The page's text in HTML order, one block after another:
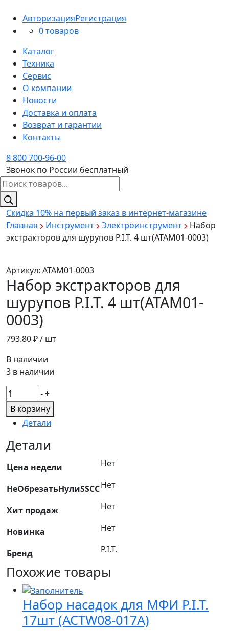
АвторизацияРегистрация
0 товаров
Каталог
Техника
Сервис
О компании
Новости
Доставка и оплата
Возврат и гарантии
Контакты
8 800 700-96-00
Звонок по России бесплатный
Поиск
товаров
Скидка 10% на первый заказ в интернет-магазине
Главная
Инструмент Электроинструмент
Набор
экстракторов для шурупов P.I.T. 4 шт(ATAM01-0003)
Артикул: ATAM01-0003
Набор экстракторов для
шурупов P.I.T. 4 шт(ATAM01-
0003)
793.80₽ / шт
В наличии
3 в наличии
Количество
товара
Набор
экстракторов
для
шурупов
P.I.T.
шт(ATAM01-
-+
В корзину
Детали
Детали
Цена недели Нет
НеОбрезатьНулиSSCCНет
Хит продаж Нет
Новинка Нет
Бренд P.I.T.
Похожие товары
Набор насадок для МФИ P.I.T.
17шт (ACTW08-017A)